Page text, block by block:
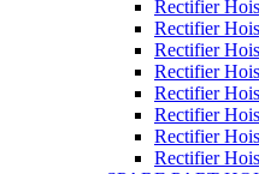
Rectifier
Rectifier
Rectifier
Rectifier
Rectifier
Rectifier
Rectifier
Rectifier